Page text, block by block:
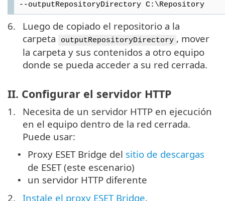
--outputRepositoryDirectory C:\Repository
6.
Luego de copiado el repositorio a la
carpeta
outputRepositoryDirectory , mover
la carpeta y sus contenidos a otro equipo
donde se pueda acceder a su red cerrada.
II. Configurar el servidor HTTP
1.
Necesita de un servidor HTTP en ejecución
en el equipo dentro de la red cerrada.
Puede usar:
• Proxy ESET Bridge del sitio de descargas
de ESET (este escenario)
•
un servidor HTTP diferente
2. Instale el proxy ESET Bridge.